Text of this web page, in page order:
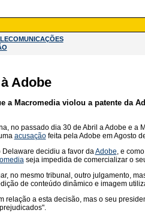
Adobe
Macromedia violou a patente da
no passado dia 30 de Abril a Adobe e a
acusaçãofeita pela Adobe em Agosto
decidiu a favor da Adobe , e
seja impedida de comercializar o
no mesmo tribunal, outro julgamento,
de conteúdo dinâmico e imagem
relação a esta decisão, mas o seu